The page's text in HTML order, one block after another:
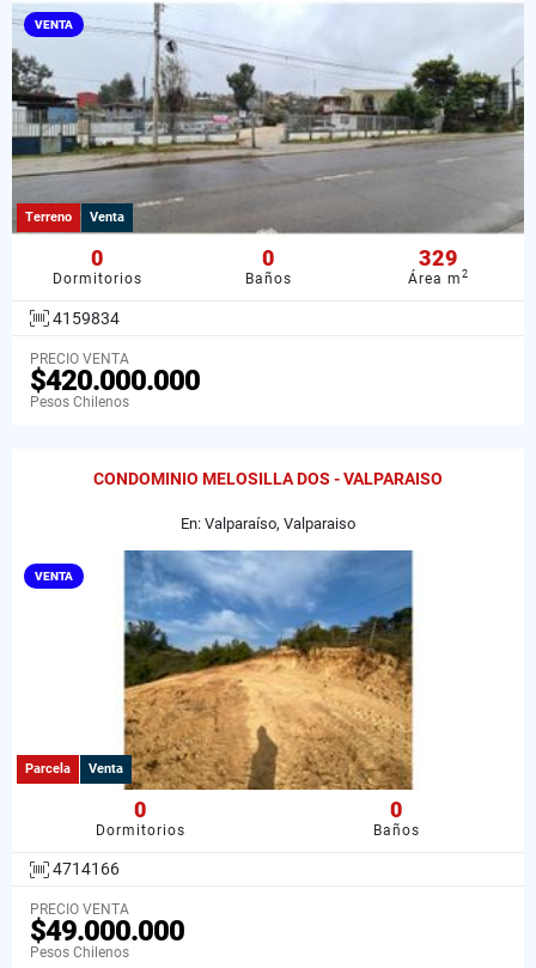
VENTA
Terreno Venta
0
Dormitorios
0
Baños
329
Área m2
4159834
PRECIO VENTA
$420.000.000
Pesos Chilenos
CONDOMINIO MELOSILLA DOS - VALPARAISO
En: Valparaíso, Valparaiso
VENTA
Parcela Venta
0
Dormitorios
0
Baños
4714166
PRECIO VENTA
$49.000.000
Pesos Chilenos